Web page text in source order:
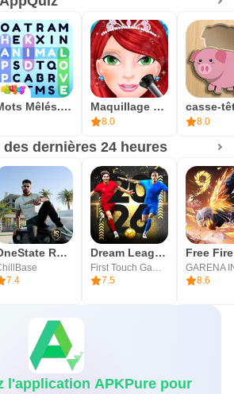
Mots Mêlés. Français Maquillage princesses Salon
8.0 8.0
dernières 24 heures
OneState RP - Jeu de rôle
7.4
Dream League Soccer 2026
7.5
8.6
l'application APKPure pour